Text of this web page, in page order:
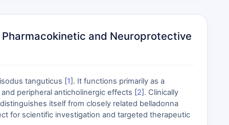
and Neuroprotective
tanguticus [1]. It functions primarily as a
peripheral anticholinergic effects [2]. Clinically
itself from closely related belladonna
for scientific investigation and targeted therapeutic